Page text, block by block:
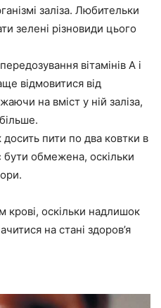
заліза. Любительки
зелені різновиди цього
вітамінів А і
відмовитися від
на вміст у ній заліза,
досить пити по два ковтки в
обмежена, оскільки
крові, оскільки надлишок
на стані здоров’я